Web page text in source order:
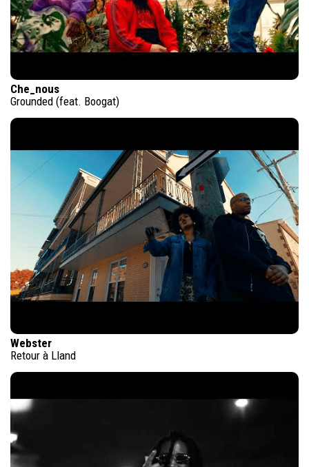
Che_nous
Grounded (feat. Boogat)
Webster
Retour à Lland